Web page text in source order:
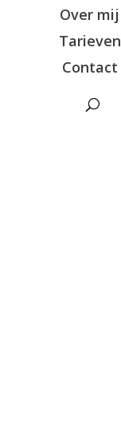
Over mij
Tarieven
Contact